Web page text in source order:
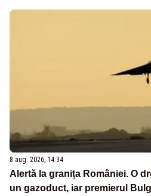
8 aug. 2026, 14:34
Alertă la granița României. O
un gazoduct, iar premierul